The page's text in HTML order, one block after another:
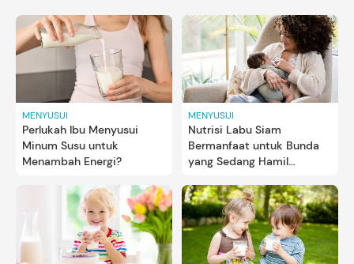
MENYUSUI
Perlukah Ibu Menyusui
Minum Susu untuk
Menambah Energi?
MENYUSUI
Nutrisi Labu Siam
Bermanfaat untuk Bunda
yang Sedang Hamil